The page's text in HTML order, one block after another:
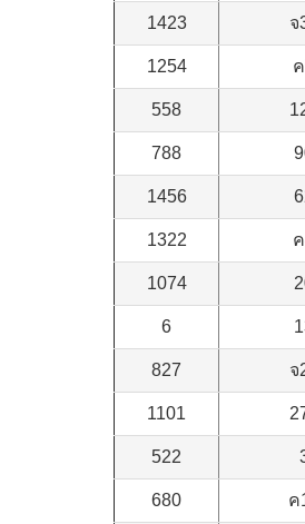
1423 จ
1254
558
788
1456
1322
1074
6
827 จ
1101
522
680 ค